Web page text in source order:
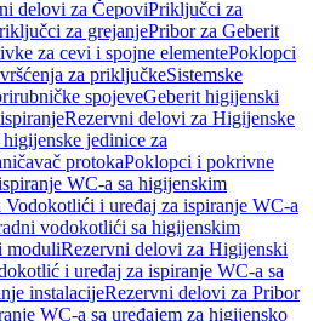
delovi za ČepoviPriključci za
za grejanjePribor za Geberit
za cevi i spojne elementePoklopci
za priključkeSistemske
spojeveGeberit higijenski
Rezervni delovi za Higijenske
jedinice za
protokaPoklopci i pokrivne
WC-a sa higijenskim
i uređaj za ispiranje WC-a
vodokotlići sa higijenskim
moduliRezervni delovi za Higijenski
i uređaj za ispiranje WC-a sa
instalacijeRezervni delovi za Pribor
WC-a sa uređajem za higijensko